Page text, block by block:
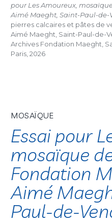
MOSAÏQUE
Essai pour
mosaïque
Fondation
Aimé
Paul-de-
pour Les Amoureux,
Aimé Maeght, Saint-Paul-de-
pierres calcaires et pâtes de
Aimé Maeght, Saint-Paul-de-
Archives Fondation Maeght,
Paris, 2026